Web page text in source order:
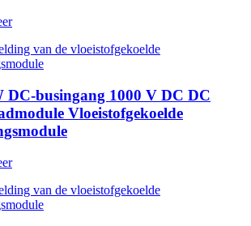
DC-busingang 1000 V DC DC
Vloeistofgekoelde